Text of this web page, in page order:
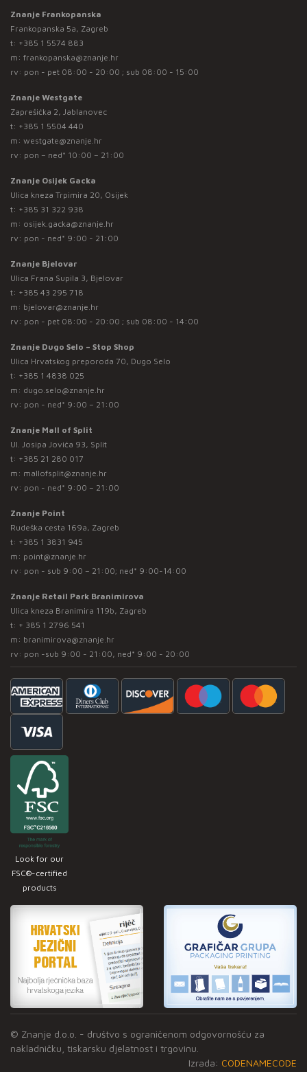
Znanje Frankopanska
Frankopanska 5a, Zagreb
t: +385 1 5574 883
m: frankopanska@znanje.hr
rv: pon - pet 08:00 - 20:00 ; sub 08:00 - 15:00
Znanje Westgate
Zaprešićka 2, Jablanovec
t: +385 1 5504 440
m: westgate@znanje.hr
rv: pon – ned* 10:00 – 21:00
Znanje Osijek Gacka
Ulica kneza Trpimira 20, Osijek
t: +385 31 322 938
m: osijek.gacka@znanje.hr
rv: pon - ned* 9:00 - 21:00
Znanje Bjelovar
Ulica Frana Supila 3, Bjelovar
t: +385 43 295 718
m: bjelovar@znanje.hr
rv: pon - pet 08:00 - 20:00 ; sub 08:00 - 14:00
Znanje Dugo Selo – Stop Shop
Ulica Hrvatskog preporoda 70, Dugo Selo
t: +385 1 4838 025
m: dugo.selo@znanje.hr
rv: pon - ned* 9:00 – 21:00
Znanje Mall of Split
Ul. Josipa Jovića 93, Split
t: +385 21 280 017
m: mallofsplit@znanje.hr
rv: pon - ned* 9:00 – 21:00
Znanje Point
Rudeška cesta 169a, Zagreb
t: +385 1 3831 945
m: point@znanje.hr
rv: pon - sub 9:00 – 21:00; ned* 9:00-14:00
Znanje Retail Park Branimirova
Ulica kneza Branimira 119b, Zagreb
t: + 385 1 2796 541
m: branimirova@znanje.hr
rv: pon -sub 9:00 - 21:00, ned* 9:00 - 20:00
Look for our
FSC®-certified
products
© Znanje d.o.o. - društvo s ograničenom odgovornošću za
nakladničku, tiskarsku djelatnost i trgovinu.
Izrada: CODENAMECODE